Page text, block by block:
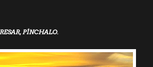
PÍNCHALO.